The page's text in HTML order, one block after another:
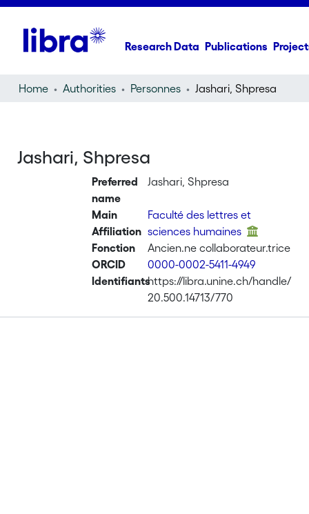
Research Data Publications
Home Authorities Personnes Jashari, Shpresa
Jashari, Shpresa
Preferred
name
Jashari, Shpresa
Main
Affiliation
Faculté des lettres et
sciences humaines
Fonction
Ancien.ne collaborateur.trice
ORCID
0000-0002-5411-4949
Identifiantshttps://libra.unine.ch/handle/
20.500.14713/770